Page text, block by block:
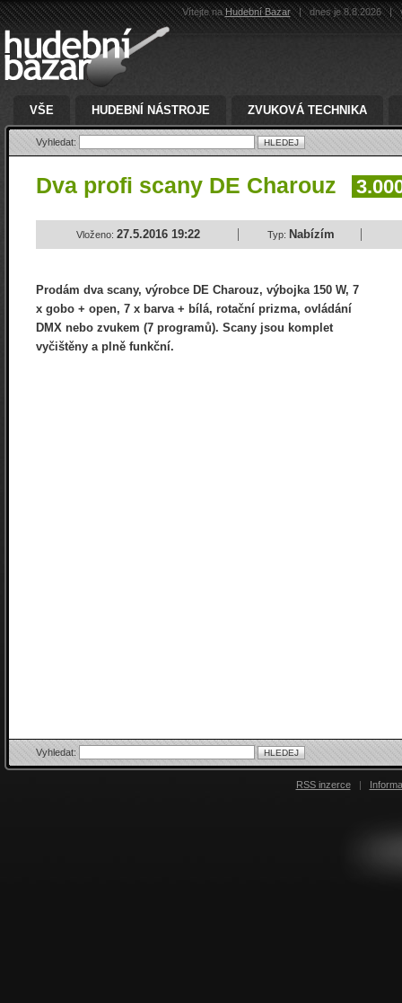
Vítejte naHudební Bazar | dnes je 8.8.2026 |
VŠE HUDEBNÍ NÁSTROJE ZVUKOVÁ TECHNIKA
Vyhledat:
Dva profi scany DE Charouz
Vloženo: 27.5.2016 19:22 Typ: Nabízím
Prodám dva scany, výrobce DE Charouz, výbojka 150 W, 7
x gobo + open, 7 x barva + bílá, rotační prizma, ovládání
DMX nebo zvukem (7 programů). Scany jsou komplet
vyčištěny a plně funkční.
Vyhledat:
RSS inzerce |